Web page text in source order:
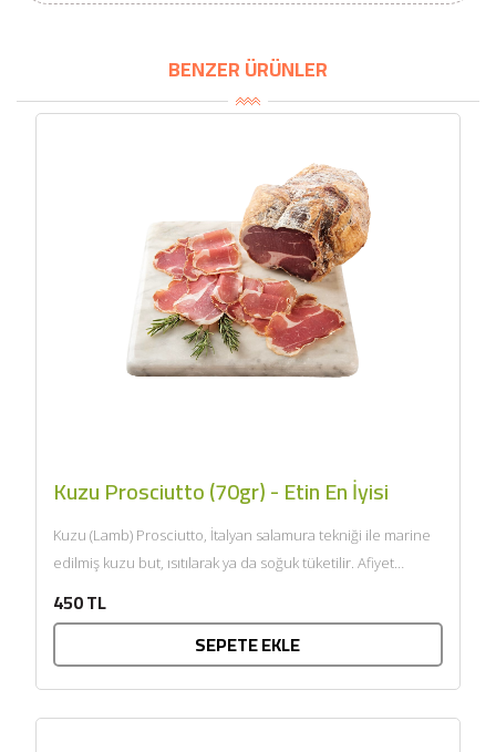
BENZER ÜRÜNLER
Kuzu Prosciutto (70gr) - Etin En İyisi
Kuzu (Lamb) Prosciutto, İtalyan salamura tekniği ile marine
edilmiş kuzu but, ısıtılarak ya da soğuk tüketilir. Afiyet
450 TL
SEPETE EKLE